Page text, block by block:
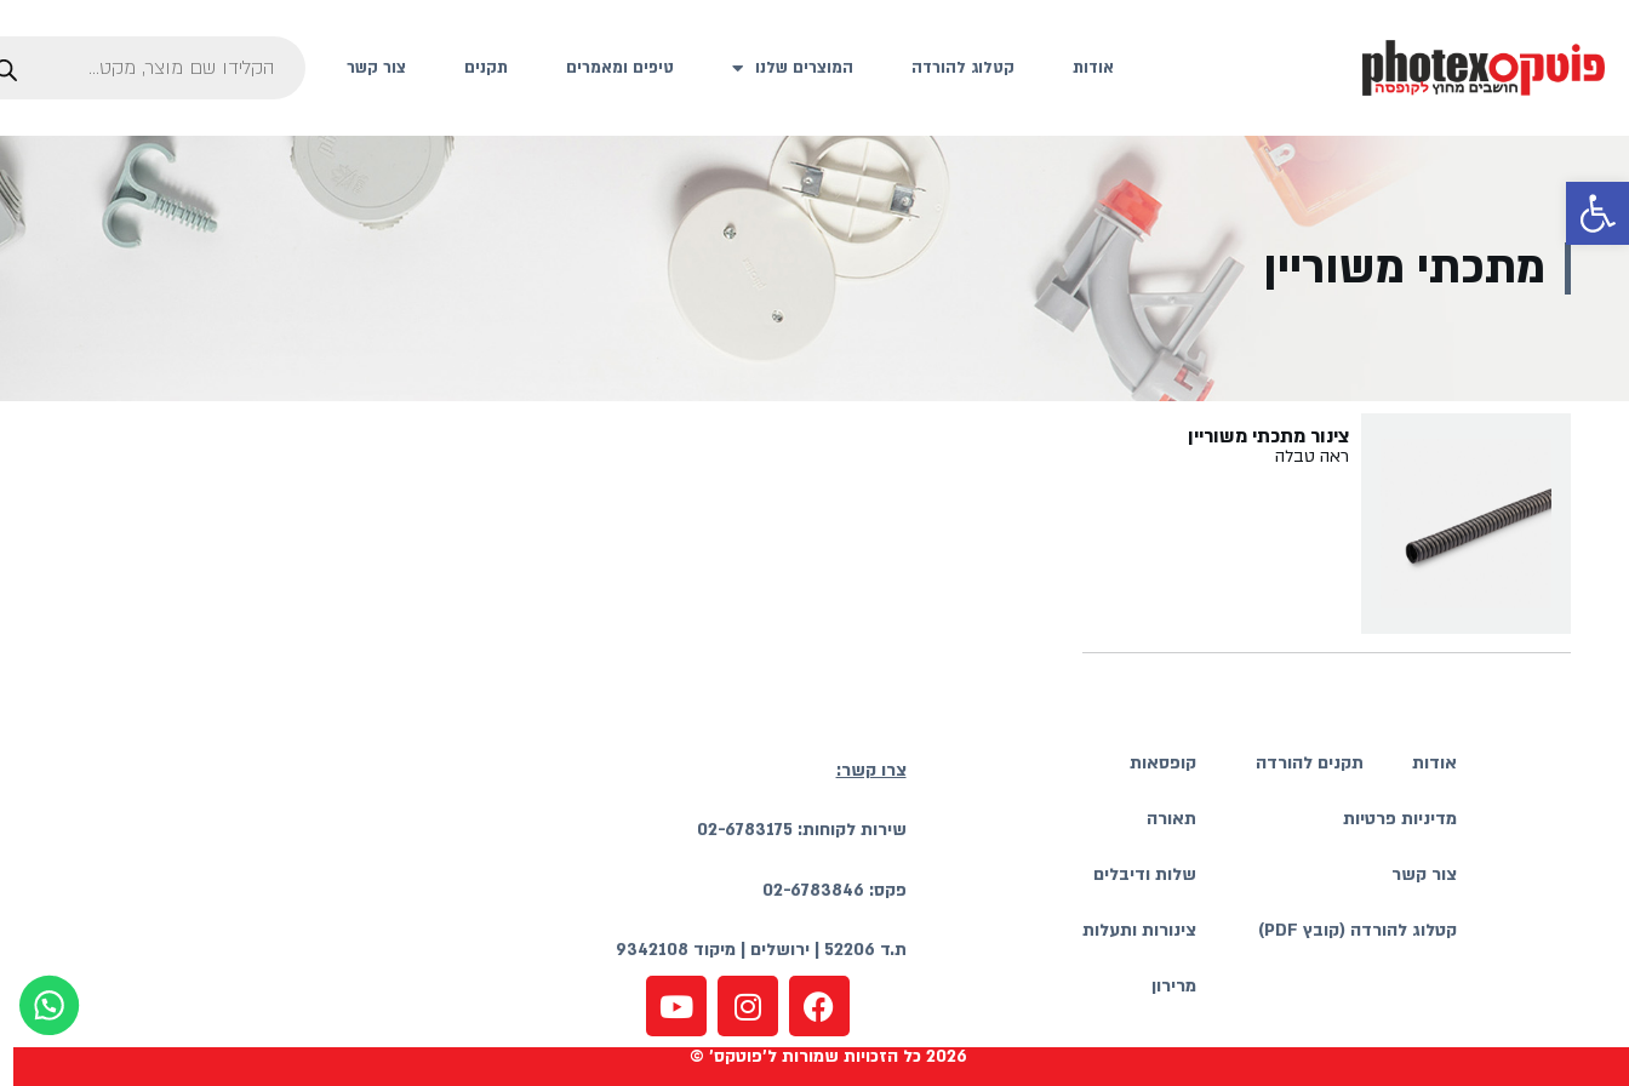
פתח סרגל נגישות
אודות קטלוג להורדה המוצרים שלנו טיפים ומאמרים תקנים צור קשר
מתכתי משוריין
צינור מתכתי משוריין
ראה טבלה
צרו קשר:
שירות לקוחות: 02-6783175
פקס: 02-6783846
ת.ד 52206 | ירושלים | מיקוד 9342108
אודות תקנים להורדה
מדיניות פרטיות
צור קשר
קטלוג להורדה (קובץ PDF)
קופסאות
תאורה
שלות ודיבלים
צינורות ותעלות
מרירון
2026 כל הזכויות שמורות ל'פוטקס' ©